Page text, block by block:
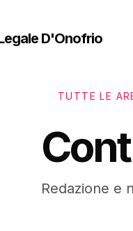
D'Onofrio
TUTTE LE
Redazione e